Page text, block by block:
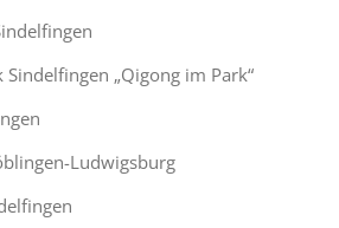
„Qigong im Park“
Ludwigsburg